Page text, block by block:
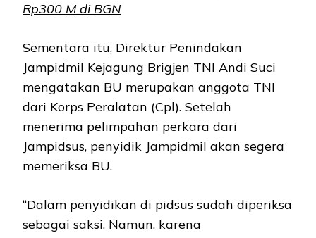
Rp300 M di BGN
Sementara itu, Direktur Penindakan
Jampidmil Kejagung Brigjen TNI Andi Suci
mengatakan BU merupakan anggota TNI
dari Korps Peralatan (Cpl). Setelah
menerima pelimpahan perkara dari
Jampidsus, penyidik Jampidmil akan segera
memeriksa BU.
“Dalam penyidikan di pidsus sudah diperiksa
sebagai saksi. Namun, karena